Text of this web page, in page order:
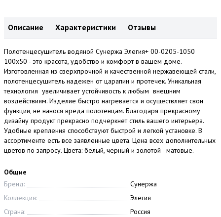
Описание Характеристики Отзывы
Полотенцесушитель водяной Сунержа Элегия+ 00-0205-1050
100x50 - это красота, удобство и комфорт в вашем доме.
Изготовленная из сверхпрочной и качественной нержавеющей стали,
полотенцесушитель надежен от царапин и протечек. Уникальная
технология увеличивает устойчивость к любым внешним
воздействиям. Изделие быстро нагревается и осуществляет свои
функции, не нанося вреда полотенцам. Благодаря прекрасному
дизайну продукт прекрасно подчеркнет стиль вашего интерьера.
Удобные крепления способствуют быстрой и легкой установке. В
ассортименте есть все заявленные цвета. Цена всех дополнительных
цветов по запросу. Цвета: белый, черный и золотой - матовые.
Общие
Бренд:
Сунержа
Коллекция:
Элегия
Страна:
Россия